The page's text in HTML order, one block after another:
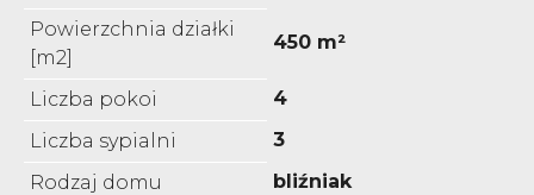
Powierzchnia działki
[m2]
450 m²
Liczba pokoi
4
Liczba sypialni
3
Rodzaj domu
bliźniak